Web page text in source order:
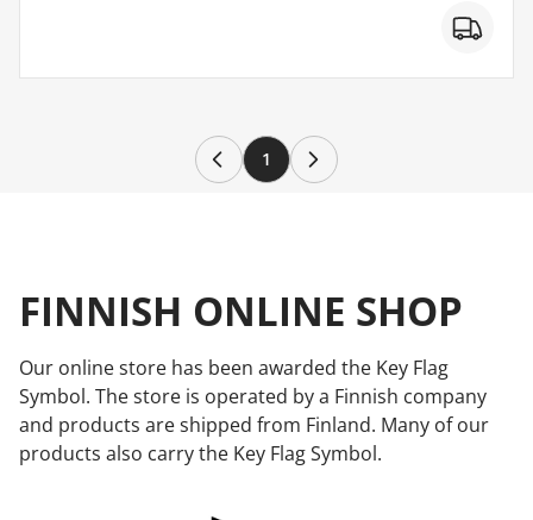
1
FINNISH ONLINE SHOP
Our online store has been awarded the Key Flag
Symbol. The store is operated by a Finnish company
and products are shipped from Finland. Many of our
products also carry the Key Flag Symbol.